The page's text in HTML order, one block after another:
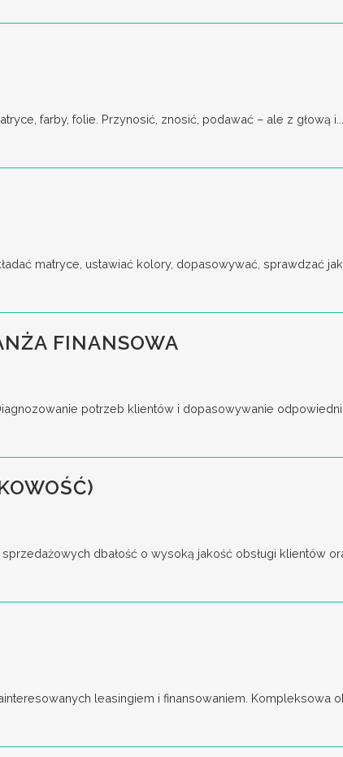
farby, folie. Przynosić, znosić, podawać – ale z głową i...
matryce, ustawiać kolory, dopasowywać, sprawdzać
FINANSOWA
potrzeb klientów i dopasowywanie
dbałość o wysoką jakość obsługi klientów
leasingiem i finansowaniem. Kompleksowa